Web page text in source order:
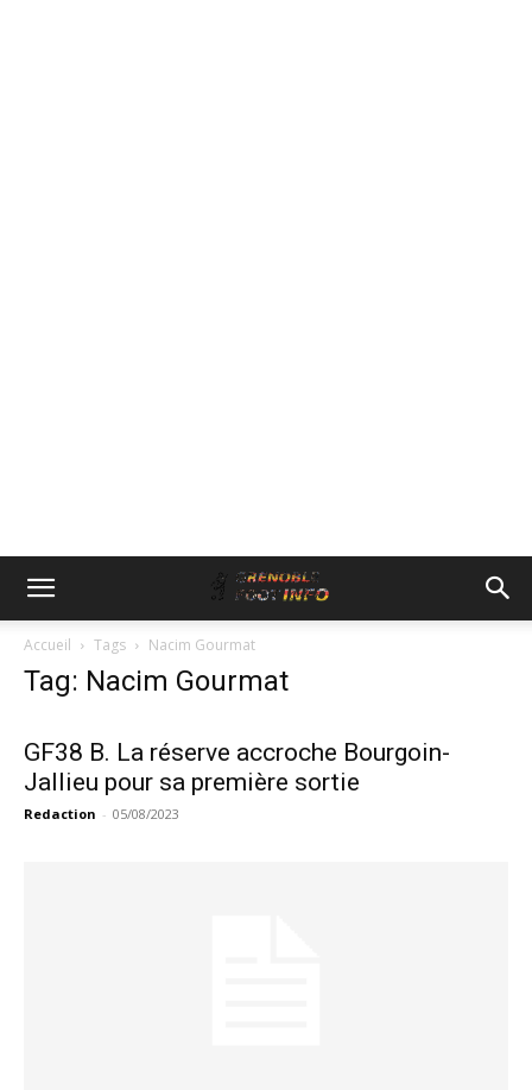
Accueil Tags Nacim Gourmat
Tag: Nacim Gourmat
GF38 B. La réserve accroche Bourgoin-
Jallieu pour sa première sortie
Redaction - 05/08/2023